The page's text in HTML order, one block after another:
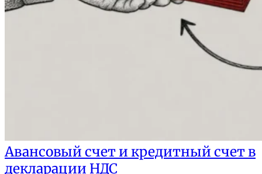
Авансовый счет и кредитный счет в
декларации НДС